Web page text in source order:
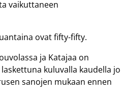
vaikuttaneen
ovat fifty-fifty.
ja Katajaa on
kuluvalla kaudella jo
sanojen mukaan ennen